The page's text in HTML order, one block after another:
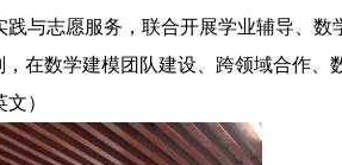
与志愿服务，联合开展学业辅导、数
在数学建模团队建设、跨领域合作、
）